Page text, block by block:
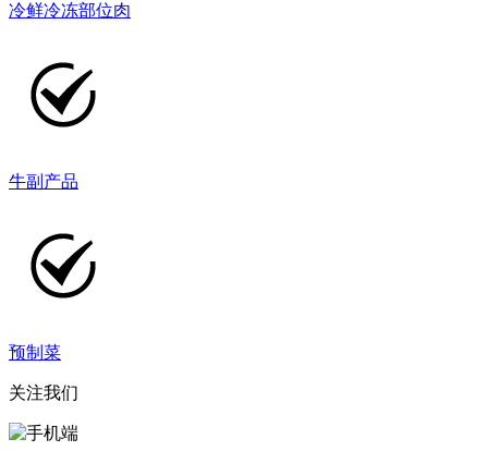
冷鲜冷冻部位肉
牛副产品
预制菜
关注我们